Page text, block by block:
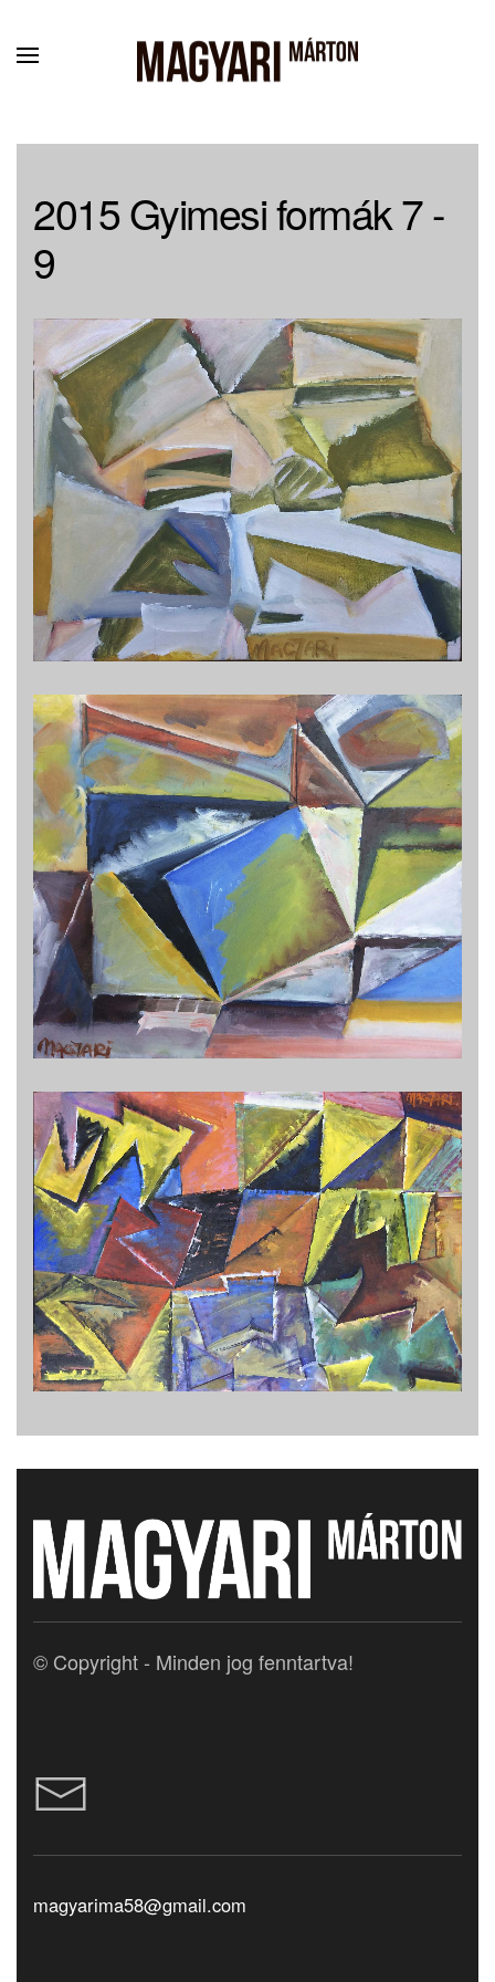
Fő tartalom átugrása
2015 Gyimesi formák 7 -
9
© Copyright - Minden jog fenntartva!
magyarima58@gmail.com